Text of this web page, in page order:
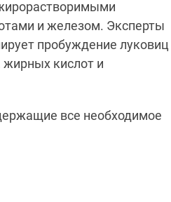
и железом. Эксперты
пробуждение луковиц
кислот и
все необходимое